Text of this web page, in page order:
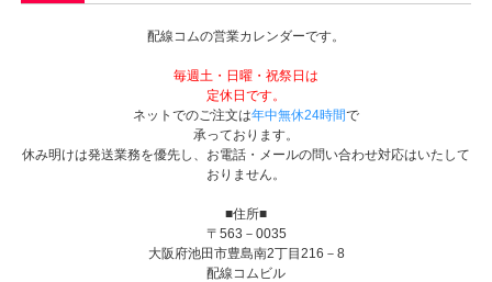
配線コムの営業カレンダーです。
毎週土・日曜・祝祭日は
定休日です。
ネットでのご注文は年中無休24時間で
承っております。
休み明けは発送業務を優先し、お電話・メールの問い合わせ対応はいたして
おりません。
■住所■
〒563－0035
大阪府池田市豊島南2丁目216－8
配線コムビル